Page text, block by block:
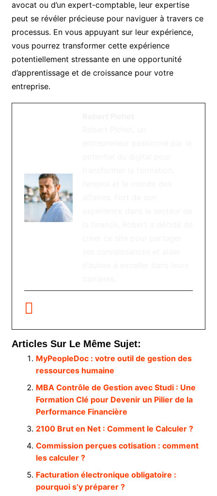
avocat ou d’un expert-comptable, leur expertise
peut se révéler précieuse pour naviguer à travers ce
processus. En vous appuyant sur leur expérience,
vous pourrez transformer cette expérience
potentiellement stressante en une opportunité
d’apprentissage et de croissance pour votre
entreprise.
Articles Sur Le Même Sujet:
MyPeopleDoc : votre outil de gestion des
ressources humaine
MBA Contrôle de Gestion avec Studi : Une
Formation Clé pour Devenir un Pilier de la
Performance Financière
2100 Brut en Net : Comment le Calculer ?
Commission perçues cotisation : comment
les calculer ?
Facturation électronique obligatoire :
pourquoi s’y préparer ?